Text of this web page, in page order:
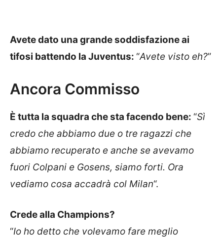
Avete dato una grande soddisfazione ai
tifosi battendo la Juventus: “Avete visto eh?”
Ancora Commisso
È tutta la squadra che sta facendo bene: “Sì
credo che abbiamo due o tre ragazzi che
abbiamo recuperato e anche se avevamo
fuori Colpani e Gosens, siamo forti. Ora
vediamo cosa accadrà col Milan“.
Crede alla Champions?
“Io ho detto che volevamo fare meglio